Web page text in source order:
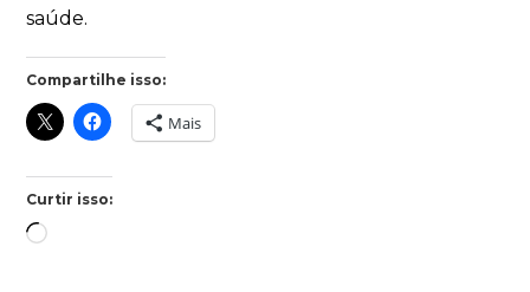
saúde.
Compartilhe isso:
Mais
Curtir isso: